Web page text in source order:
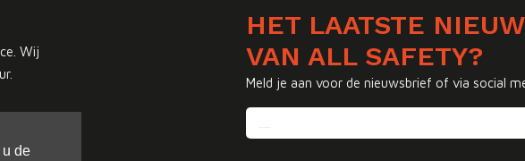
de
Wij
HET LAATSTE
VAN ALL SAFETY?
Meld je aan voor de nieuwsbrief of via social